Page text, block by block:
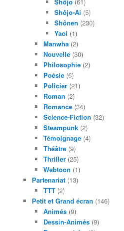
Shôjo-Ai (5)
Shônen (230)
Yaoi (1)
Manwha(2)
Nouvelle(30)
Philosophie(2)
Poésie(6)
Policier(21)
Roman (2)
Romance(34)
Science-Fiction (32)
Steampunk(2)
Témoignage(4)
Théâtre(9)
Thriller(25)
Webtoon (1)
Partenariat (13)
TTT(2)
Petit et Grand écran (146)
Animés(9)
Dessin-Animés(9)